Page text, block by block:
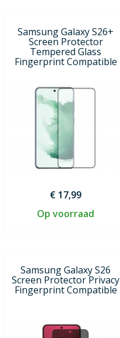
Samsung Galaxy S26+
Screen Protector
Tempered Glass
Fingerprint Compatible
€ 17,99
Op voorraad
Samsung Galaxy S26
Screen Protector Privacy
Fingerprint Compatible